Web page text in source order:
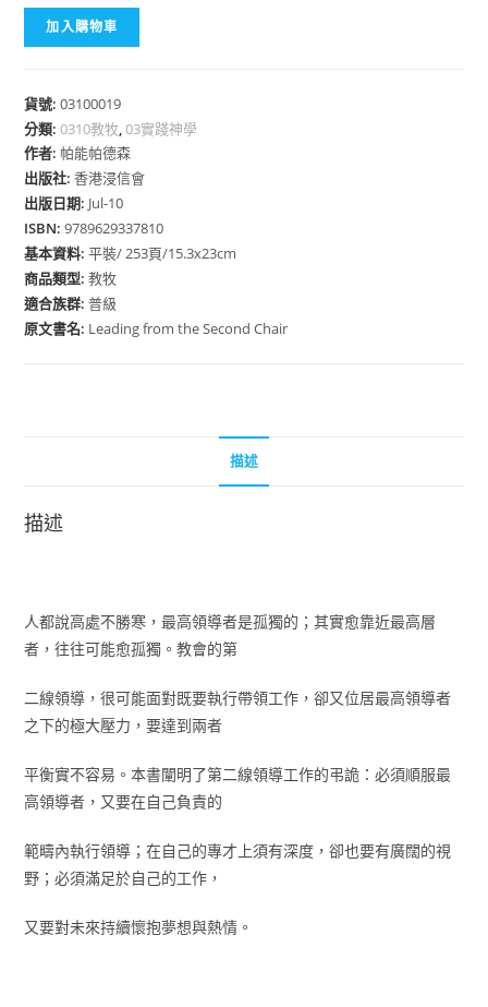
加入購物車
貨號:03100019
分類:0310教牧,03實踐神學
作者:帕能帕德森
出版社:香港浸信會
出版日期: Jul-10
ISBN:9789629337810
基本資料:平裝/ 253頁/15.3x23cm
商品類型:教牧
適合族群:普級
原文書名: Leading from the Second Chair
描述
描述
人都說高處不勝寒，最高領導者是孤獨的；其實愈靠近最高層
者，往往可能愈孤獨。教會的第
二線領導，很可能面對既要執行帶領工作，卻又位居最高領導者
之下的極大壓力，要達到兩者
平衡實不容易。本書闡明了第二線領導工作的弔詭：必須順服最
高領導者，又要在自己負責的
範疇內執行領導；在自己的專才上須有深度，卻也要有廣闊的視
野；必須滿足於自己的工作，
又要對未來持續懷抱夢想與熱情。